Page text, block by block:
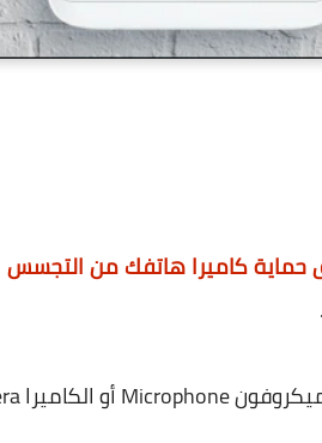
حماية كاميرا هاتفك من التجسس